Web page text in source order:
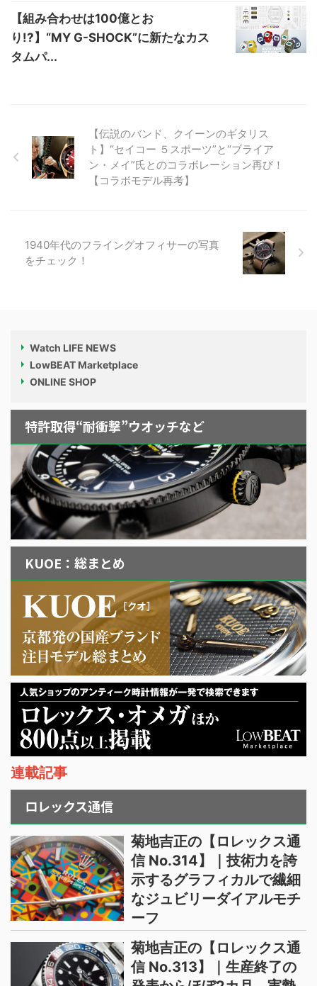
【組み合わせは100億とお
り!?】“MY G-SHOCK”に新たなカス
タムパ...
【伝説のバンド、クイーンのギタリス
ト】“セイコー ５スポーツ”と“ブライア
ン・メイ”氏とのコラボレーション再び！
【コラボモデル再考】
1940年代のフライングオフィサーの写真
をチェック！
Watch LIFE NEWS
LowBEAT Marketplace
ONLINE SHOP
特許取得“耐衝撃”ウオッチなど
KUOE：総まとめ
連載記事
ロレックス通信
菊地吉正の【ロレックス通
信 No.314】｜技術力を誇
示するグラフィカルで繊細
なジュビリーダイアルモチ
ーフ
菊地吉正の【ロレックス通
信 No.313】｜生産終了の